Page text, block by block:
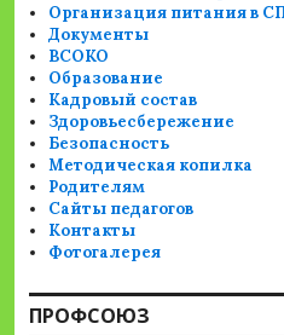
Организация питания в
Документы
ВСОКО
Образование
Кадровый состав
Здоровьесбережение
Безопасность
Методическая копилка
Родителям
Сайты педагогов
Контакты
Фотогалерея
ПРОФСОЮЗ